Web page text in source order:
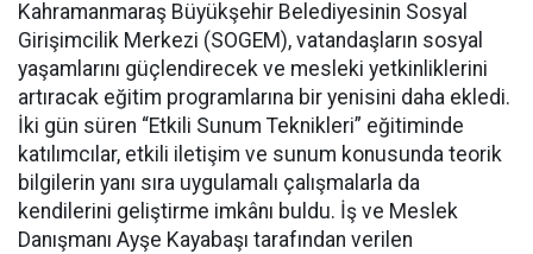
Kahramanmaraş Büyükşehir Belediyesinin Sosyal
Girişimcilik Merkezi (SOGEM), vatandaşların sosyal
yaşamlarını güçlendirecek ve mesleki yetkinliklerini
artıracak eğitim programlarına bir yenisini daha ekledi.
İki gün süren “Etkili Sunum Teknikleri” eğitiminde
katılımcılar, etkili iletişim ve sunum konusunda teorik
bilgilerin yanı sıra uygulamalı çalışmalarla da
kendilerini geliştirme imkânı buldu. İş ve Meslek
Danışmanı Ayşe Kayabaşı tarafından verilen